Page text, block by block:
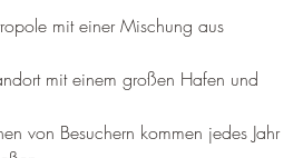
mit einer Mischung aus
mit einem großen Hafen und
von Besuchern kommen jedes Jahr